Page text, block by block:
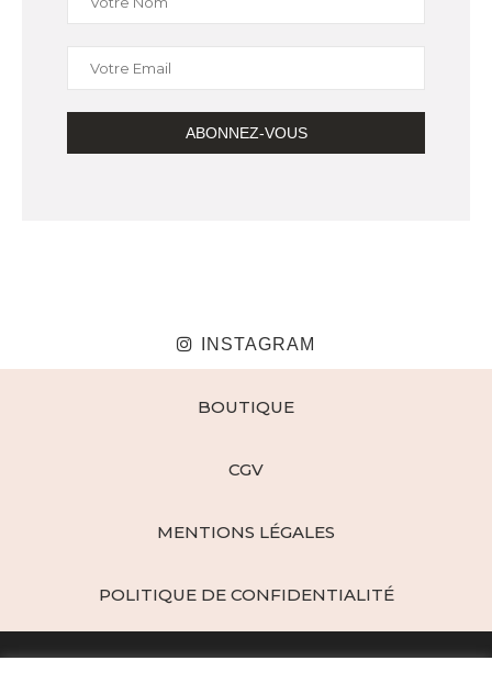
INSTAGRAM
BOUTIQUE
CGV
MENTIONS LÉGALES
POLITIQUE DE CONFIDENTIALITÉ